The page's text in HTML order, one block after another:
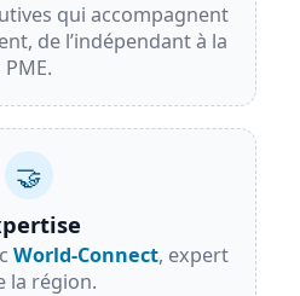
qui accompagnent
de l’indépendant à la
PME.
🤝
World‑Connect, expert
la région.